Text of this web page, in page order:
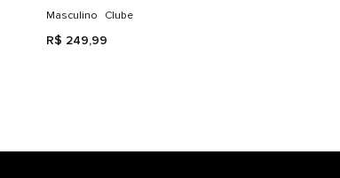
Masculino Clube
R$ 249,99